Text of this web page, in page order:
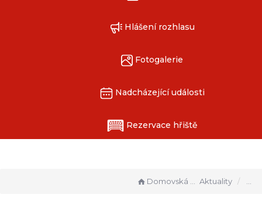
Hlášení rozhlasu
Fotogalerie
Nadcházející události
Rezervace hřiště
Domovská stránka Aktuality